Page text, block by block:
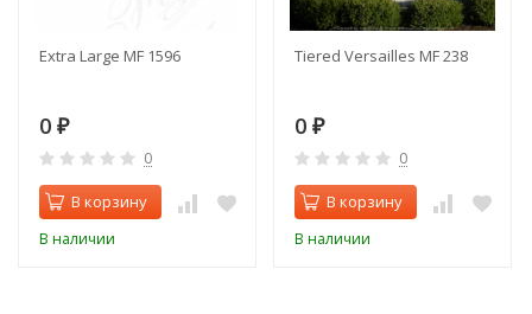
Extra Large MF 1596
0 ₽
0
В корзину
В наличии
Tiered Versailles MF 238
0 ₽
0
В корзину
В наличии